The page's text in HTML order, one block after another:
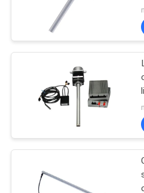
CIRCA
GIRO
FABBRICA
CONTROLLO
Serratura